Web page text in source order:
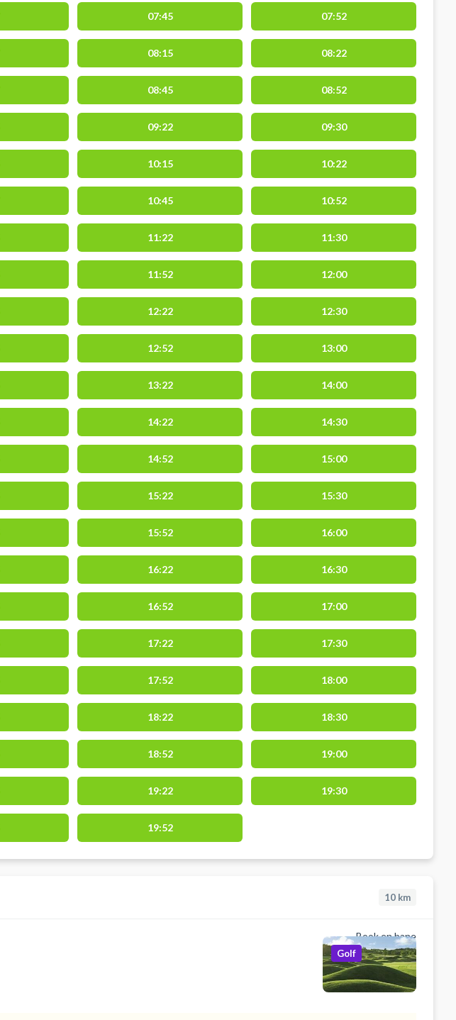
07:45 07:52
08:15 08:22
08:45 08:52
09:22 09:30
10:15 10:22
10:45 10:52
11:22 11:30
11:52 12:00
12:22 12:30
12:52 13:00
13:22 14:00
14:22 14:30
14:52 15:00
15:22 15:30
15:52 16:00
16:22 16:30
16:52 17:00
17:22 17:30
17:52 18:00
18:22 18:30
18:52 19:00
19:22 19:30
19:52
10 km
Book en bane
Golf